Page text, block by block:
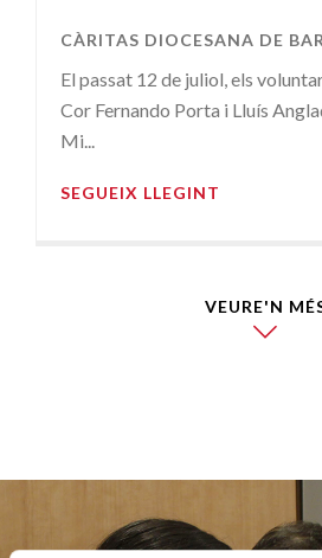
CÀRITAS DIOCESANA DE
El passat 12 de juliol, els
Cor Fernando Porta i Lluís
Mi...
SEGUEIX LLEGINT
VEURE'N